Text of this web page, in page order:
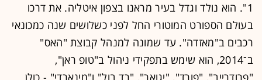
1". הוא נולד וגדל בעיר מראנו בצפון איטליה. את דרכו
בעולם הספורט המוטורי החל לפני כשלושים שנה כמכונאי
רכבים ב"מאזדה". עד שמונה למנהל קבוצת "האס"
ב־2014, הוא שימש בתפקידי ניהול ב"טופ ראן",
"פרודרייב", "פורד", "יגואר", "רד בול" ו"מינארדי" - כולן